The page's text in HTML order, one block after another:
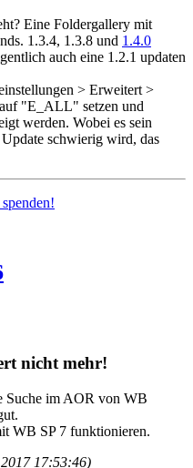
Eine Foldergallery mit
1.3.4, 1.3.8 und 1.4.0
auch eine 1.2.1 updaten
> Erweitert >
"E_ALL" setzen und
werden. Wobei es sein
schwierig wird, das
nicht mehr!
Suche im AOR von WB
WB SP 7 funktionieren.
17:53:46)